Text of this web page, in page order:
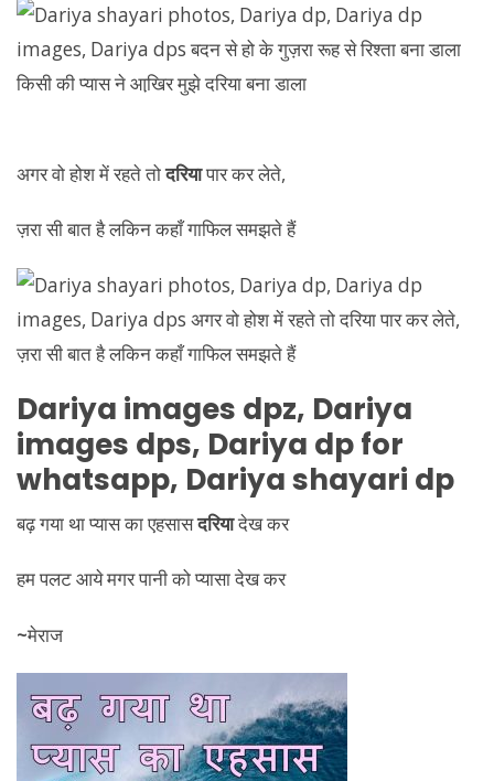
अगर वो होश में रहते तोदरियापार कर लेते,
ज़रा सी बात है लकिन कहाँ गाफिल समझते हैं
Dariya images dpz, Dariya
images dps, Dariya dp for
whatsapp, Dariyashayari dp
बढ़ गया था प्यास का एहसासदरियादेख कर
हम पलट आये मगर पानी को प्यासा देख कर
~मेराज